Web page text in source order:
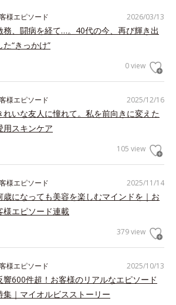
2026/03/13
様エピソード
務、闘病を経て…。40代の今、再び輝き出
た“きっかけ”
0 view
2025/12/16
様エピソード
れいな友人に憧れて。私を前向きに変えた
用スキンケア
105 view
2025/11/14
様エピソード
歳になっても美容を楽しむマインドを｜お
様エピソード連載
379 view
2025/10/13
様エピソード
響600件超！お客様のリアルなエピソード
集｜マイオルビスストーリー